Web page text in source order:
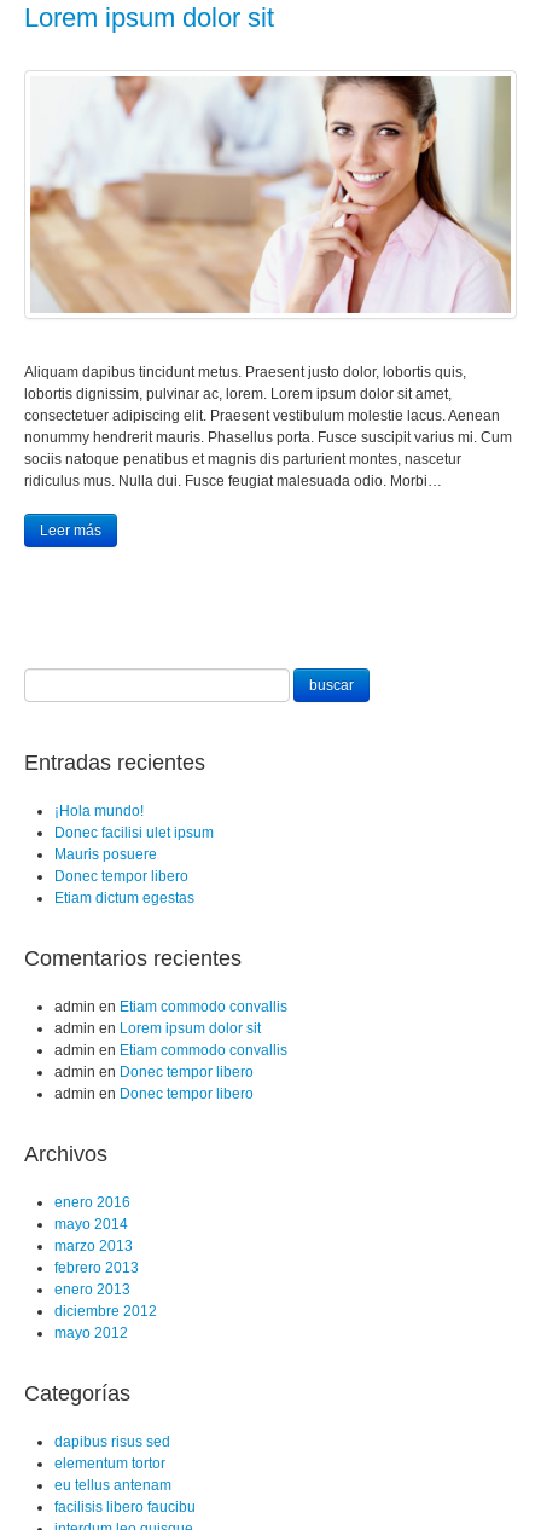
Lorem ipsum dolor sit
Aliquam dapibus tincidunt metus. Praesent justo dolor, lobortis quis,
lobortis dignissim, pulvinar ac, lorem. Lorem ipsum dolor sit amet,
consectetuer adipiscing elit. Praesent vestibulum molestie lacus. Aenean
nonummy hendrerit mauris. Phasellus porta. Fusce suscipit varius mi. Cum
sociis natoque penatibus et magnis dis parturient montes, nascetur
ridiculus mus. Nulla dui. Fusce feugiat malesuada odio. Morbi…
Leer más
Entradas recientes
¡Hola mundo!
Donec facilisi ulet ipsum
Mauris posuere
Donec tempor libero
Etiam dictum egestas
Comentarios recientes
admin en Etiam commodo convallis
admin en Lorem ipsum dolor sit
admin en Etiam commodo convallis
admin en Donec tempor libero
admin en Donec tempor libero
Archivos
enero 2016
mayo 2014
marzo 2013
febrero 2013
enero 2013
diciembre 2012
mayo 2012
Categorías
dapibus risus sed
elementum tortor
eu tellus antenam
facilisis libero faucibu